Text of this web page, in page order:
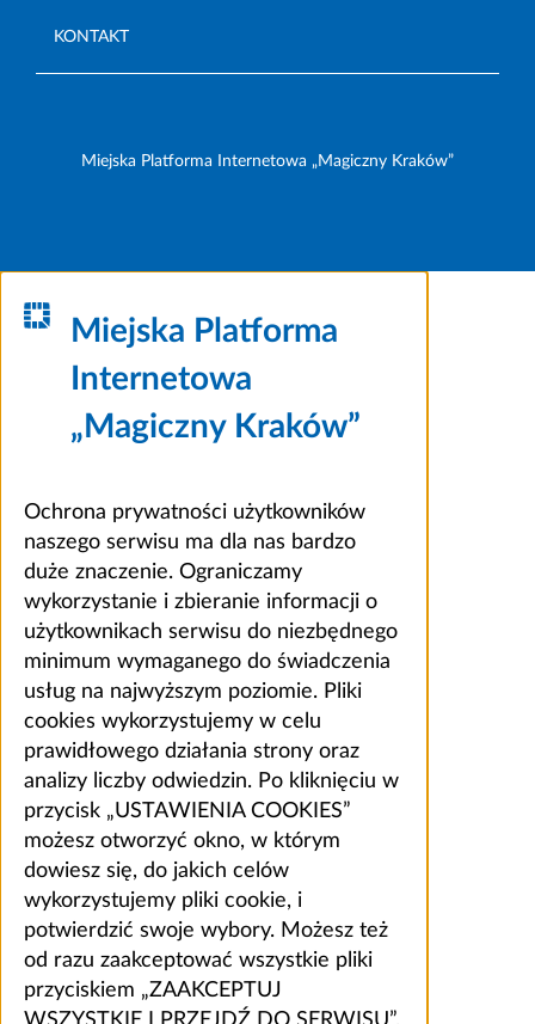
KONTAKT
Miejska Platforma Internetowa „Magiczny Kraków”
Miejska Platforma
Internetowa
„Magiczny Kraków”
Ochrona prywatności użytkowników
naszego serwisu ma dla nas bardzo
duże znaczenie. Ograniczamy
wykorzystanie i zbieranie informacji o
użytkownikach serwisu do niezbędnego
minimum wymaganego do świadczenia
usług na najwyższym poziomie. Pliki
cookies wykorzystujemy w celu
prawidłowego działania strony oraz
analizy liczby odwiedzin. Po kliknięciu w
przycisk „USTAWIENIA COOKIES”
możesz otworzyć okno, w którym
dowiesz się, do jakich celów
wykorzystujemy pliki cookie, i
potwierdzić swoje wybory. Możesz też
od razu zaakceptować wszystkie pliki
przyciskiem „ZAAKCEPTUJ